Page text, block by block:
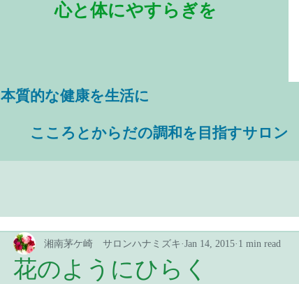
心と体にやすらぎを
本質的な健康を生活に
​ こころとからだの調和を目指すサロン
花のようにひらく
湘南茅ケ崎 サロンハナミズキ Jan 14, 2015 1 min read